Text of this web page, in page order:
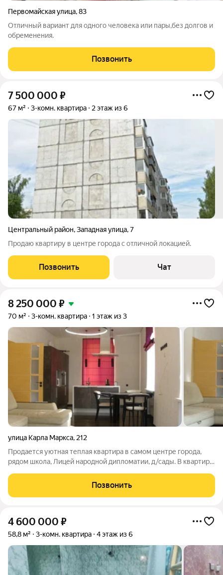
Первомайская улица,83
Отличный вариант для одного человека или пары,без долгов и
обременения.
Позвонить
7 500 000 ₽
67 м² 3-комн. квартира 2 этаж из 6
Центральный район,Западная улица,7
Продаю квартиру в центре города с отличной локацией.
Позвонить Чат
8 250 000 ₽
70 м² 3-комн. квартира 1 этаж из 3
улица Карла Маркса, 212
Продается уютная теплая квартира в самом центре города,
рядом школа, Лицей народной дипломатии, д/сады. В квартире
встроенная техника. Высокие потолки, просторная. ПРОДАЖА.
Звоните, готовы к
Позвонить
4 600 000 ₽
58,8 м² 3-комн. квартира 4 этаж из 6